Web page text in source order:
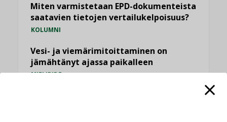
Miten varmistetaan EPD-dokumenteista
saatavien tietojen vertailukelpoisuus?
KOLUMNI
Vesi- ja viemärimitoittaminen on
jämähtänyt ajassa paikalleen
MIELIPIDE